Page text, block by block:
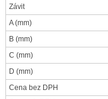
Závit
A(mm)
B (mm)
C (mm)
D (mm)
Cena bez DPH